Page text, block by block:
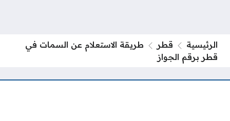
الرئيسية قطر
طريقة الاستعلام عن السمات في
قطر برقم الجواز